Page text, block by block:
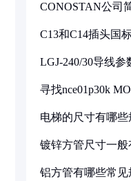
CONOSTAN公司
C13和C14插头国
LGJ-240/30导线
寻找nce01p30k
电梯的尺寸有哪些
镀锌方管尺寸一般
铝方管有哪些常见